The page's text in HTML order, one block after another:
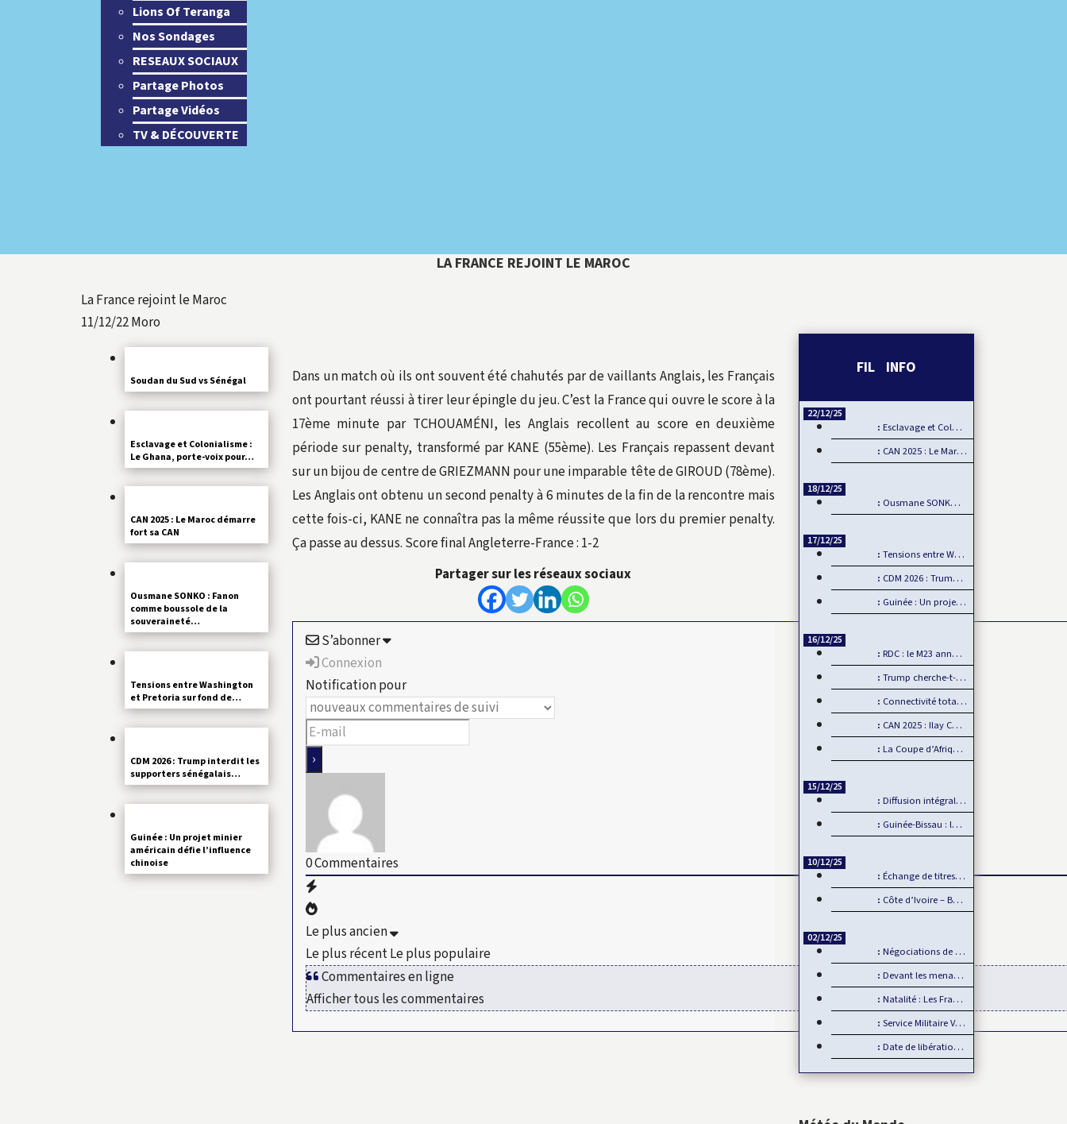
Lions Of Teranga
Nos Sondages
RESEAUX SOCIAUX
Partage Photos
Partage Vidéos
TV & DÉCOUVERTE
LA FRANCE REJOINT LE MAROC
La France rejoint le Maroc
11/12/22Moro
Dans un match où ils ont souvent été chahutés par de vaillants Anglais, les Français
ont pourtant réussi à tirer leur épingle du jeu. C’est la France qui ouvre le score à la
17ème minute par TCHOUAMÉNI, les Anglais recollent au score en deuxième
période sur penalty, transformé par KANE (55ème). Les Français repassent devant
sur un bijou de centre de GRIEZMANN pour une imparable tête de GIROUD (78ème).
Les Anglais ont obtenu un second penalty à 6 minutes de la fin de la rencontre mais
cette fois-ci, KANE ne connaîtra pas la même réussite que lors du premier penalty.
Ça passe au dessus. Score final Angleterre-France : 1-2
Partager sur les réseaux sociaux
S’abonner
Connexion
Notification pour
0Commentaires
Le plus ancien
Le plus récentLe plus populaire
Commentaires en ligne
Afficher tous les commentaires
Soudan du Sud vs Sénégal
Esclavage et Colonialisme :
Le Ghana, porte-voix pour…
CAN 2025 : Le Maroc démarre
fort sa CAN
Ousmane SONKO : Fanon
comme boussole de la
souveraineté…
Tensions entre Washington
et Pretoria sur fond de…
CDM 2026 : Trump interdit les
supporters sénégalais…
Guinée : Un projet minier
américain défie l’influence
chinoise
FIL INFO
22/12/25
Esclavage et Colonialisme : Le Ghana, porte-voix pour…
CAN 2025 : Le Maroc démarre fort sa CAN
18/12/25
Ousmane SONKO : Fanon comme boussole de la souveraineté…
17/12/25
Tensions entre Washington et Pretoria sur fond de…
CDM 2026 : Trump interdit les supporters sénégalais…
Guinée : Un projet minier américain défie l’influence chinoise
16/12/25
RDC : le M23 annonce un retrait d’Uvira, mais…
Trump cherche-t-il à se payer la tête de la BBC ?
Connectivité totale Dakar-AIBD avec le TER : L’APIX annonce…
CAN 2025 : Ilay CAMARA forfait, Mamadou Lamine CAMARA…
La Coupe d’Afrique des Nations, un événement de plus en plus…
15/12/25
Diffusion intégrale de la CAN 2025 par Sportdigital Fußball, le…
Guinée-Bissau : la CEDEAO rejette la transition militaire
10/12/25
Échange de titres et d’espèces : L’UMOA comble son retard
Côte d’Ivoire – Burkina Faso : Reprise du dialogue
02/12/25
Négociations de paix en Ukraine : L’Europe mise de côté
Devant les menaces de la Chine, Taïwan joue la carte de…
Natalité : Les Français font moins d’enfants
Service Militaire Volontaire en France : Des nouveautés en 2025
Date de libération des internationaux pour la CAN 2025 : Rumeur ou…